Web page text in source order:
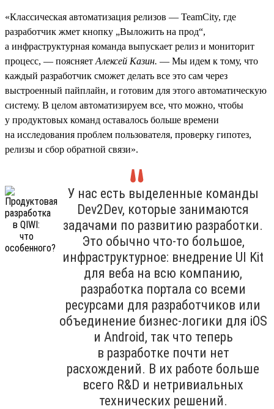
«Классическая автоматизация релизов — TeamCity, где
разработчик жмет кнопку „Выложить на прод“,
а инфраструктурная команда выпускает релиз и мониторит
процесс, — поясняет Алексей Казин. — Мы идем к тому, что
каждый разработчик сможет делать все это сам через
выстроенный пайплайн, и готовим для этого автоматическую
систему. В целом автоматизируем все, что можно, чтобы
у продуктовых команд оставалось больше времени
на исследования проблем пользователя, проверку гипотез,
релизы и сбор обратной связи».
У нас есть выделенные команды
Dev2Dev, которые занимаются
задачами по развитию разработки.
Это обычно что-то большое,
инфраструктурное: внедрение UI Kit
для веба на всю компанию,
разработка портала со всеми
ресурсами для разработчиков или
объединение бизнес-логики для iOS
и Android, так что теперь
в разработке почти нет
расхождений. В их работе больше
всего R&D и нетривиальных
технических решений.